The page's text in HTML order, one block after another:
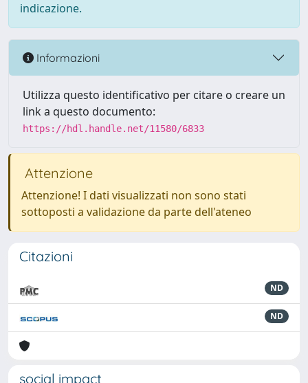
indicazione.
Informazioni
Utilizza questo identificativo per citare o creare un
link a questo documento:
https://hdl.handle.net/11580/6833
Attenzione
Attenzione! I dati visualizzati non sono stati
sottoposti a validazione da parte dell'ateneo
Citazioni
ND
ND
social impact